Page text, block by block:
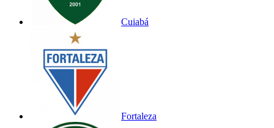
Cuiabá
Fortaleza